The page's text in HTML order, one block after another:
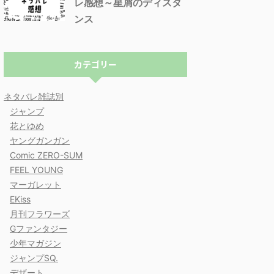
レ感想～星屑のディスタ
ンス
カテゴリー
ネタバレ雑誌別
ジャンプ
花とゆめ
ヤングガンガン
Comic ZERO-SUM
FEEL YOUNG
マーガレット
EKiss
月刊フラワーズ
Gファンタジー
少年マガジン
ジャンプSQ.